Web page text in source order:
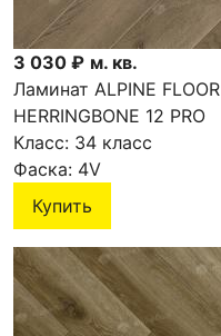
3 030 ₽ м. кв.
Ламинат ALPINE FLOOR
HERRINGBONE 12 PRO
Анжу LF106-11
Класс: 34 класс
Фаска: 4V
Купить